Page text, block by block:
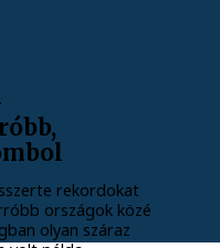
rekordokat
országok közé
olyan száraz